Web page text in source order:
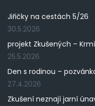
Jiřičky na cestách 5/26
30.5.2026
projekt Zkušených –
25.5.2026
Den s rodinou –
27.4.2026
Zkušení neznají jarní